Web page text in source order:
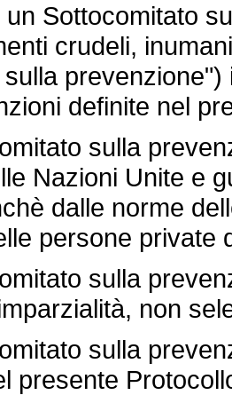
Sottocomitato
crudeli,
definite nel
sulla
Nazioni Unite e
dalle norme
persone private
sulla
non
sulla
presente